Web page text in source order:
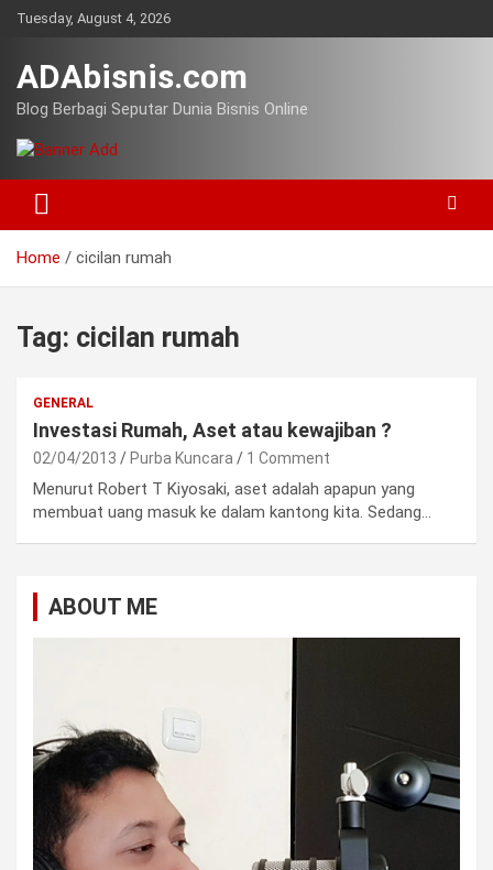
SkipTuesday, August 4, 2026
ADAbisnis.com
Blog Berbagi Seputar Dunia Bisnis Online
Home cicilan rumah
Tag: cicilan rumah
GENERAL
Investasi Rumah, Aset atau kewajiban ?
02/04/2013 Purba Kuncara 1 Comment
Menurut Robert T Kiyosaki, aset adalah apapun yang
membuat uang masuk ke dalam kantong kita. Sedang…
ABOUT ME